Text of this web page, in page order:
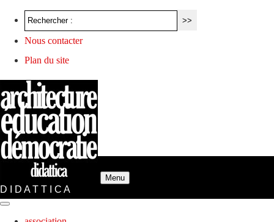
Nous contacter
Plan du site
Menu
D I D A T T I C A